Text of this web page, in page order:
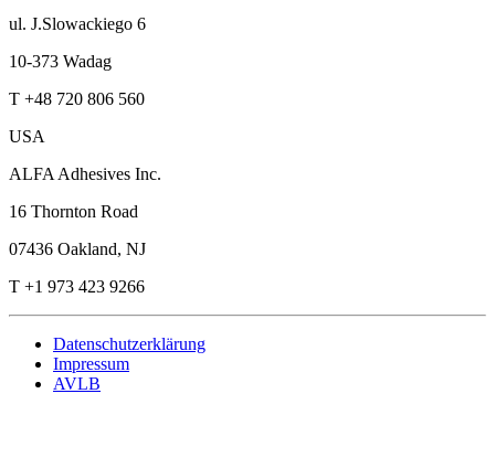
ul. J.Slowackiego 6
10-373 Wadag
T +48 720 806 560
USA
ALFA Adhesives Inc.
16 Thornton Road
07436 Oakland, NJ
T +1 973 423 9266
Datenschutzerklärung
Impressum
AVLB